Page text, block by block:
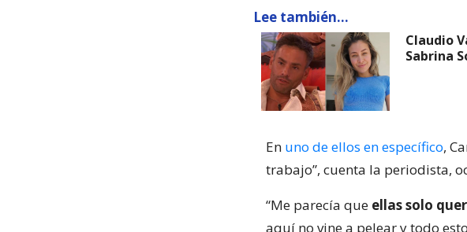
Lee también...
Claudio
Sabrina
En uno de ellos en específico,
trabajo”, cuenta la periodista,
“Me parecía que ellas solo
aquí no vine a pelear y todo